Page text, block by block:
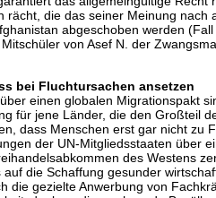
rächt, die das seiner Meinung
abgeschoben werden
von Asef N. der
bei Fluchtursachen ansetzen
über einen globalen Migrationspakt
für jene Länder, die den Großteil
dass Menschen erst gar nicht zu
der UN-Mitgliedsstaaten über
des Westens
die Schaffung gesunder
die gezielte Anwerbung von